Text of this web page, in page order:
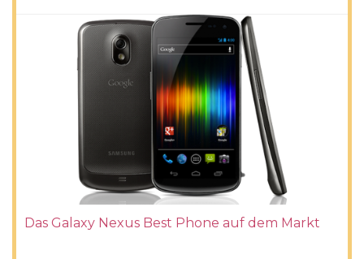
Das Galaxy Nexus Best Phone auf dem Markt